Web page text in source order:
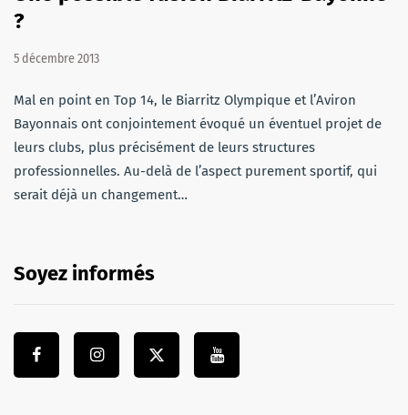
?
5 décembre 2013
Mal en point en Top 14, le Biarritz Olympique et l’Aviron
Bayonnais ont conjointement évoqué un éventuel projet de
leurs clubs, plus précisément de leurs structures
professionnelles. Au-delà de l’aspect purement sportif, qui
serait déjà un changement…
Soyez informés